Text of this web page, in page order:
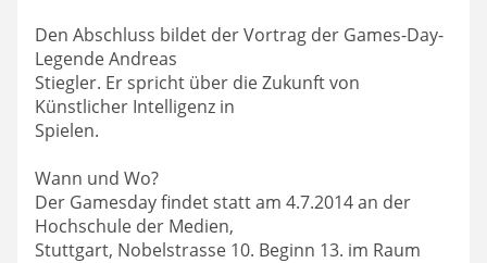
Den Abschluss bildet der Vortrag der Games-Day-
Legende Andreas
Stiegler. Er spricht über die Zukunft von
Künstlicher Intelligenz in
Spielen.
Wann und Wo?
Der Gamesday findet statt am 4.7.2014 an der
Hochschule der Medien,
Stuttgart, Nobelstrasse 10. Beginn 13. im Raum